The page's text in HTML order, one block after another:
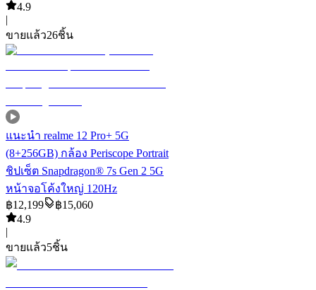
4.9
|
ขายแล้ว26ชิ้น
แนะนำ realme 12 Pro+ 5G
(8+256GB) กล้อง Periscope Portrait
ชิปเซ็ต Snapdragon® 7s Gen 2 5G
หน้าจอโค้งใหญ่ 120Hz
฿12,199 ฿15,060
4.9
|
ขายแล้ว5ชิ้น